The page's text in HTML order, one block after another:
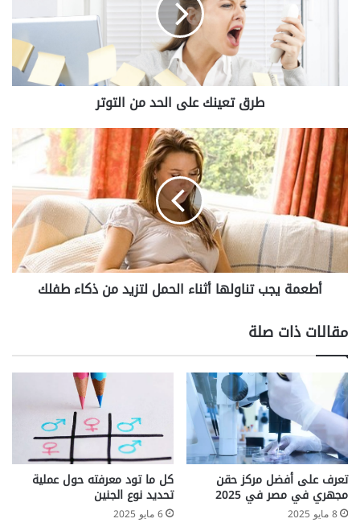
ا
ح
د
م
ن
ا
ت
طرق تعينك على الحد من التوتر
أ
ط
ع
م
ة
ي
ج
ب
ت
ل
ه
ا
أ
ث
ن
ا
ء
ا
ل
ح
أطعمة يجب تناولها أثناء الحمل لتزيد من ذكاء طفلك
مقالات ذات صلة
تعرف على أفضل مركز حقن
مجهري في مصر في 2025
8 مايو 2025
كل ما تود معرفته حول عملية
تحديد نوع الجنين
6 مايو 2025